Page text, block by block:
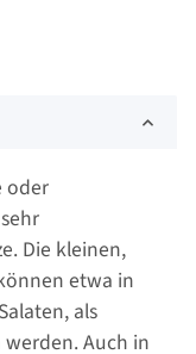
oder
Die kleinen,
etwa in
als
Auch in